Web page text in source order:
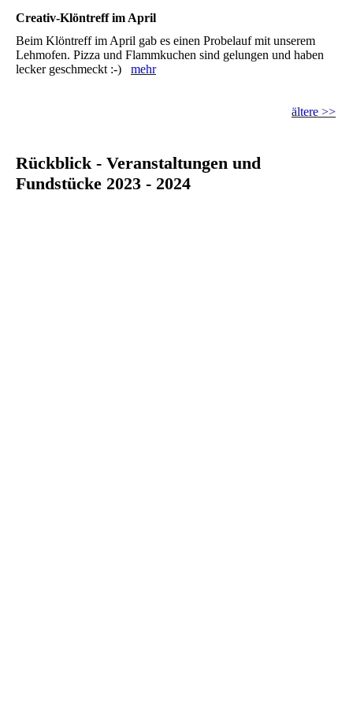
Creativ-Klöntreff im April
Beim Klöntreff im April gab es einen Probelauf mit unserem
Lehmofen. Pizza und Flammkuchen sind gelungen und haben
lecker geschmeckt :-) mehr
ältere >>
Rückblick - Veranstaltungen und
Fundstücke 2023 - 2024